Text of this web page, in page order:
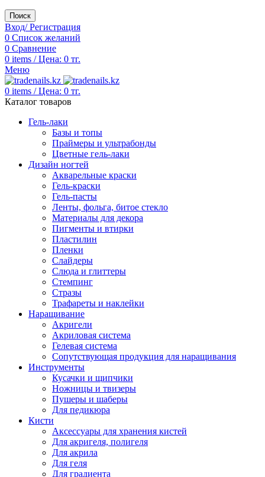
Поиск
Вход/ Регистрация
0 Список желаний
0 Сравнение
0 items / Цена: 0 тг.
Меню
0 items / Цена: 0 тг.
Каталог товаров
Гель-лаки
Базы и топы
Праймеры и ультрабонды
Цветные гель-лаки
Дизайн ногтей
Акварельные краски
Гель-краски
Гель-пасты
Ленты, фольга, битое стекло
Материалы для декора
Пигменты и втирки
Пластилин
Пленки
Слайдеры
Слюда и глиттеры
Стемпинг
Стразы
Трафареты и наклейки
Наращивание
Акригели
Акриловая система
Гелевая система
Сопутствующая продукция для наращивания
Инструменты
Кусачки и щипчики
Ножницы и твизеры
Пушеры и шаберы
Для педикюра
Кисти
Аксессуары для хранения кистей
Для акригеля, полигеля
Для акрила
Для геля
Для градиента